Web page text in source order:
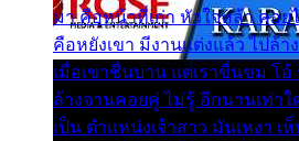
มา คือหน้าที่เก่า หัวใจหล้า คอย
คือหยังเขา มีงานแต่งแล้ว ไปล้า
เมื่อเขาชื่นบาน แต่เราขื่นขม โอ้
ล้างจานคอยคู่ ไม่รู้ อีกนานเท่า
เป็น ตำแหน่งเจ้าสาว มันเหงา